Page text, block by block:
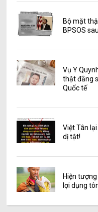
Bộ mặt
BPSOS
Vụ Y
thật đằng
Quốc tế
Việt Tân
dị tật!
Hiện
lợi dụng